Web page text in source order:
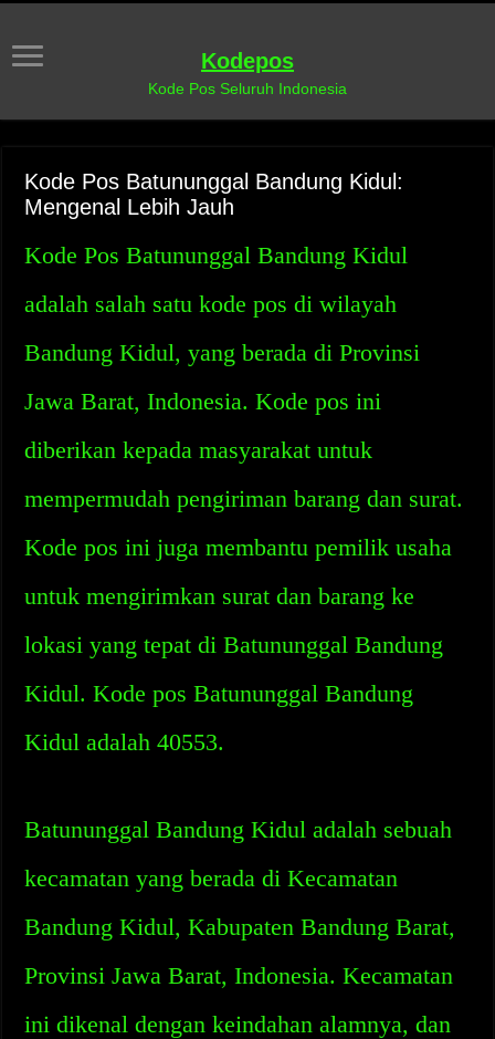
Kodepos
Kode Pos Seluruh Indonesia
Kode Pos Batununggal Bandung Kidul:
Mengenal Lebih Jauh
Kode Pos Batununggal Bandung Kidul
adalah salah satu kode pos di wilayah
Bandung Kidul, yang berada di Provinsi
Jawa Barat, Indonesia. Kode pos ini
diberikan kepada masyarakat untuk
mempermudah pengiriman barang dan surat.
Kode pos ini juga membantu pemilik usaha
untuk mengirimkan surat dan barang ke
lokasi yang tepat di Batununggal Bandung
Kidul. Kode pos Batununggal Bandung
Kidul adalah 40553.
Batununggal Bandung Kidul adalah sebuah
kecamatan yang berada di Kecamatan
Bandung Kidul, Kabupaten Bandung Barat,
Provinsi Jawa Barat, Indonesia. Kecamatan
ini dikenal dengan keindahan alamnya, dan